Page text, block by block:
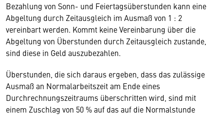
Bezahlung von Sonn- und Feiertagsüberstunden kann eine
Abgeltung durch Zeitausgleich im Ausmaß von 1 : 2
vereinbart werden. Kommt keine Vereinbarung über die
Abgeltung von Überstunden durch Zeitausgleich zustande,
sind diese in Geld auszubezahlen.
Überstunden, die sich daraus ergeben, dass das zulässige
Ausmaß an Normalarbeitszeit am Ende eines
Durchrechnungszeitraums überschritten wird, sind mit
einem Zuschlag von 50 % auf das auf die Normalstunde